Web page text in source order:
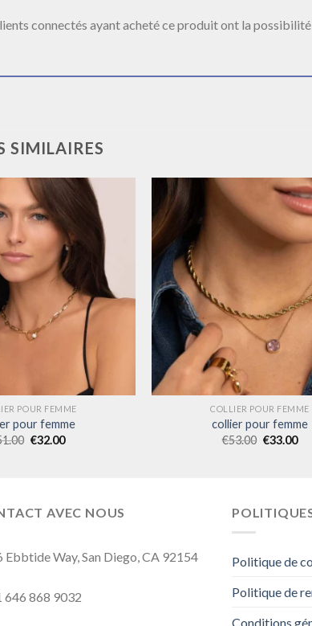
connectés ayant acheté ce produit ont la possibilité
SIMILAIRES
POUR FEMME
pour femme
€32.00
COLLIER POUR FEMME
collier pour femme
€53.00 €33.00
AVEC NOUS
Ebbtide Way, San Diego, CA 92154
646 868 9032
Politique de
Politique de
Conditions